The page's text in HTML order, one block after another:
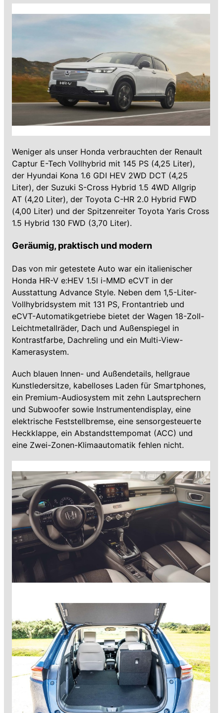
Weniger als unser Honda verbrauchten der Renault
Captur E-Tech Vollhybrid mit 145 PS (4,25 Liter),
der Hyundai Kona 1.6 GDI HEV 2WD DCT (4,25
Liter), der Suzuki S-Cross Hybrid 1.5 4WD Allgrip
AT (4,20 Liter), der Toyota C-HR 2.0 Hybrid FWD
(4,00 Liter) und der Spitzenreiter Toyota Yaris Cross
1.5 Hybrid 130 FWD (3,70 Liter).
Geräumig, praktisch und modern
Das von mir getestete Auto war ein italienischer
Honda HR-V e:HEV 1.5l i-MMD eCVT in der
Ausstattung Advance Style. Neben dem 1,5-Liter-
Vollhybridsystem mit 131 PS, Frontantrieb und
eCVT-Automatikgetriebe bietet der Wagen 18-Zoll-
Leichtmetallräder, Dach und Außenspiegel in
Kontrastfarbe, Dachreling und ein Multi-View-
Kamerasystem.
Auch blauen Innen- und Außendetails, hellgraue
Kunstledersitze, kabelloses Laden für Smartphones,
ein Premium-Audiosystem mit zehn Lautsprechern
und Subwoofer sowie Instrumentendisplay, eine
elektrische Feststellbremse, eine sensorgesteuerte
Heckklappe, ein Abstandsttempomat (ACC) und
eine Zwei-Zonen-Klimaautomatik fehlen nicht.